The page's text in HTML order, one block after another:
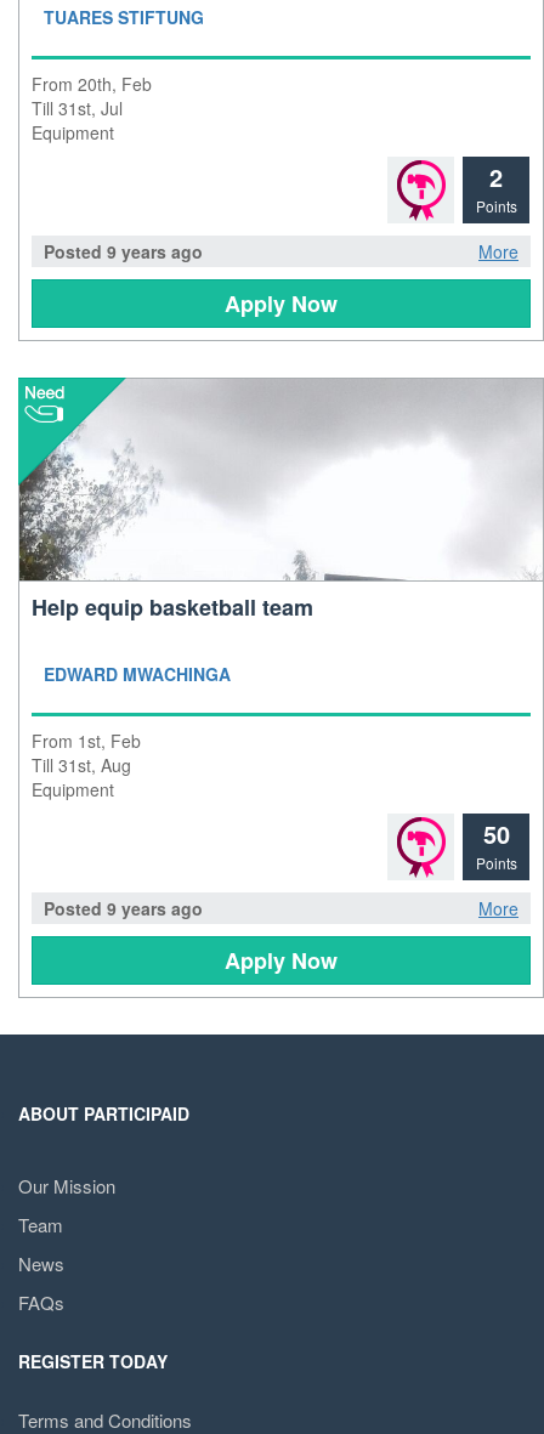
TUARES STIFTUNG
From 20th, Feb
Till 31st, Jul
Equipment
2
Points
Posted 9 years ago More
Apply Now
Help equip basketball team
EDWARD MWACHINGA
From 1st, Feb
Till 31st, Aug
Equipment
50
Points
Posted 9 years ago More
Apply Now
ABOUT PARTICIPAID
Our Mission
Team
News
FAQs
REGISTER TODAY
Terms and Conditions